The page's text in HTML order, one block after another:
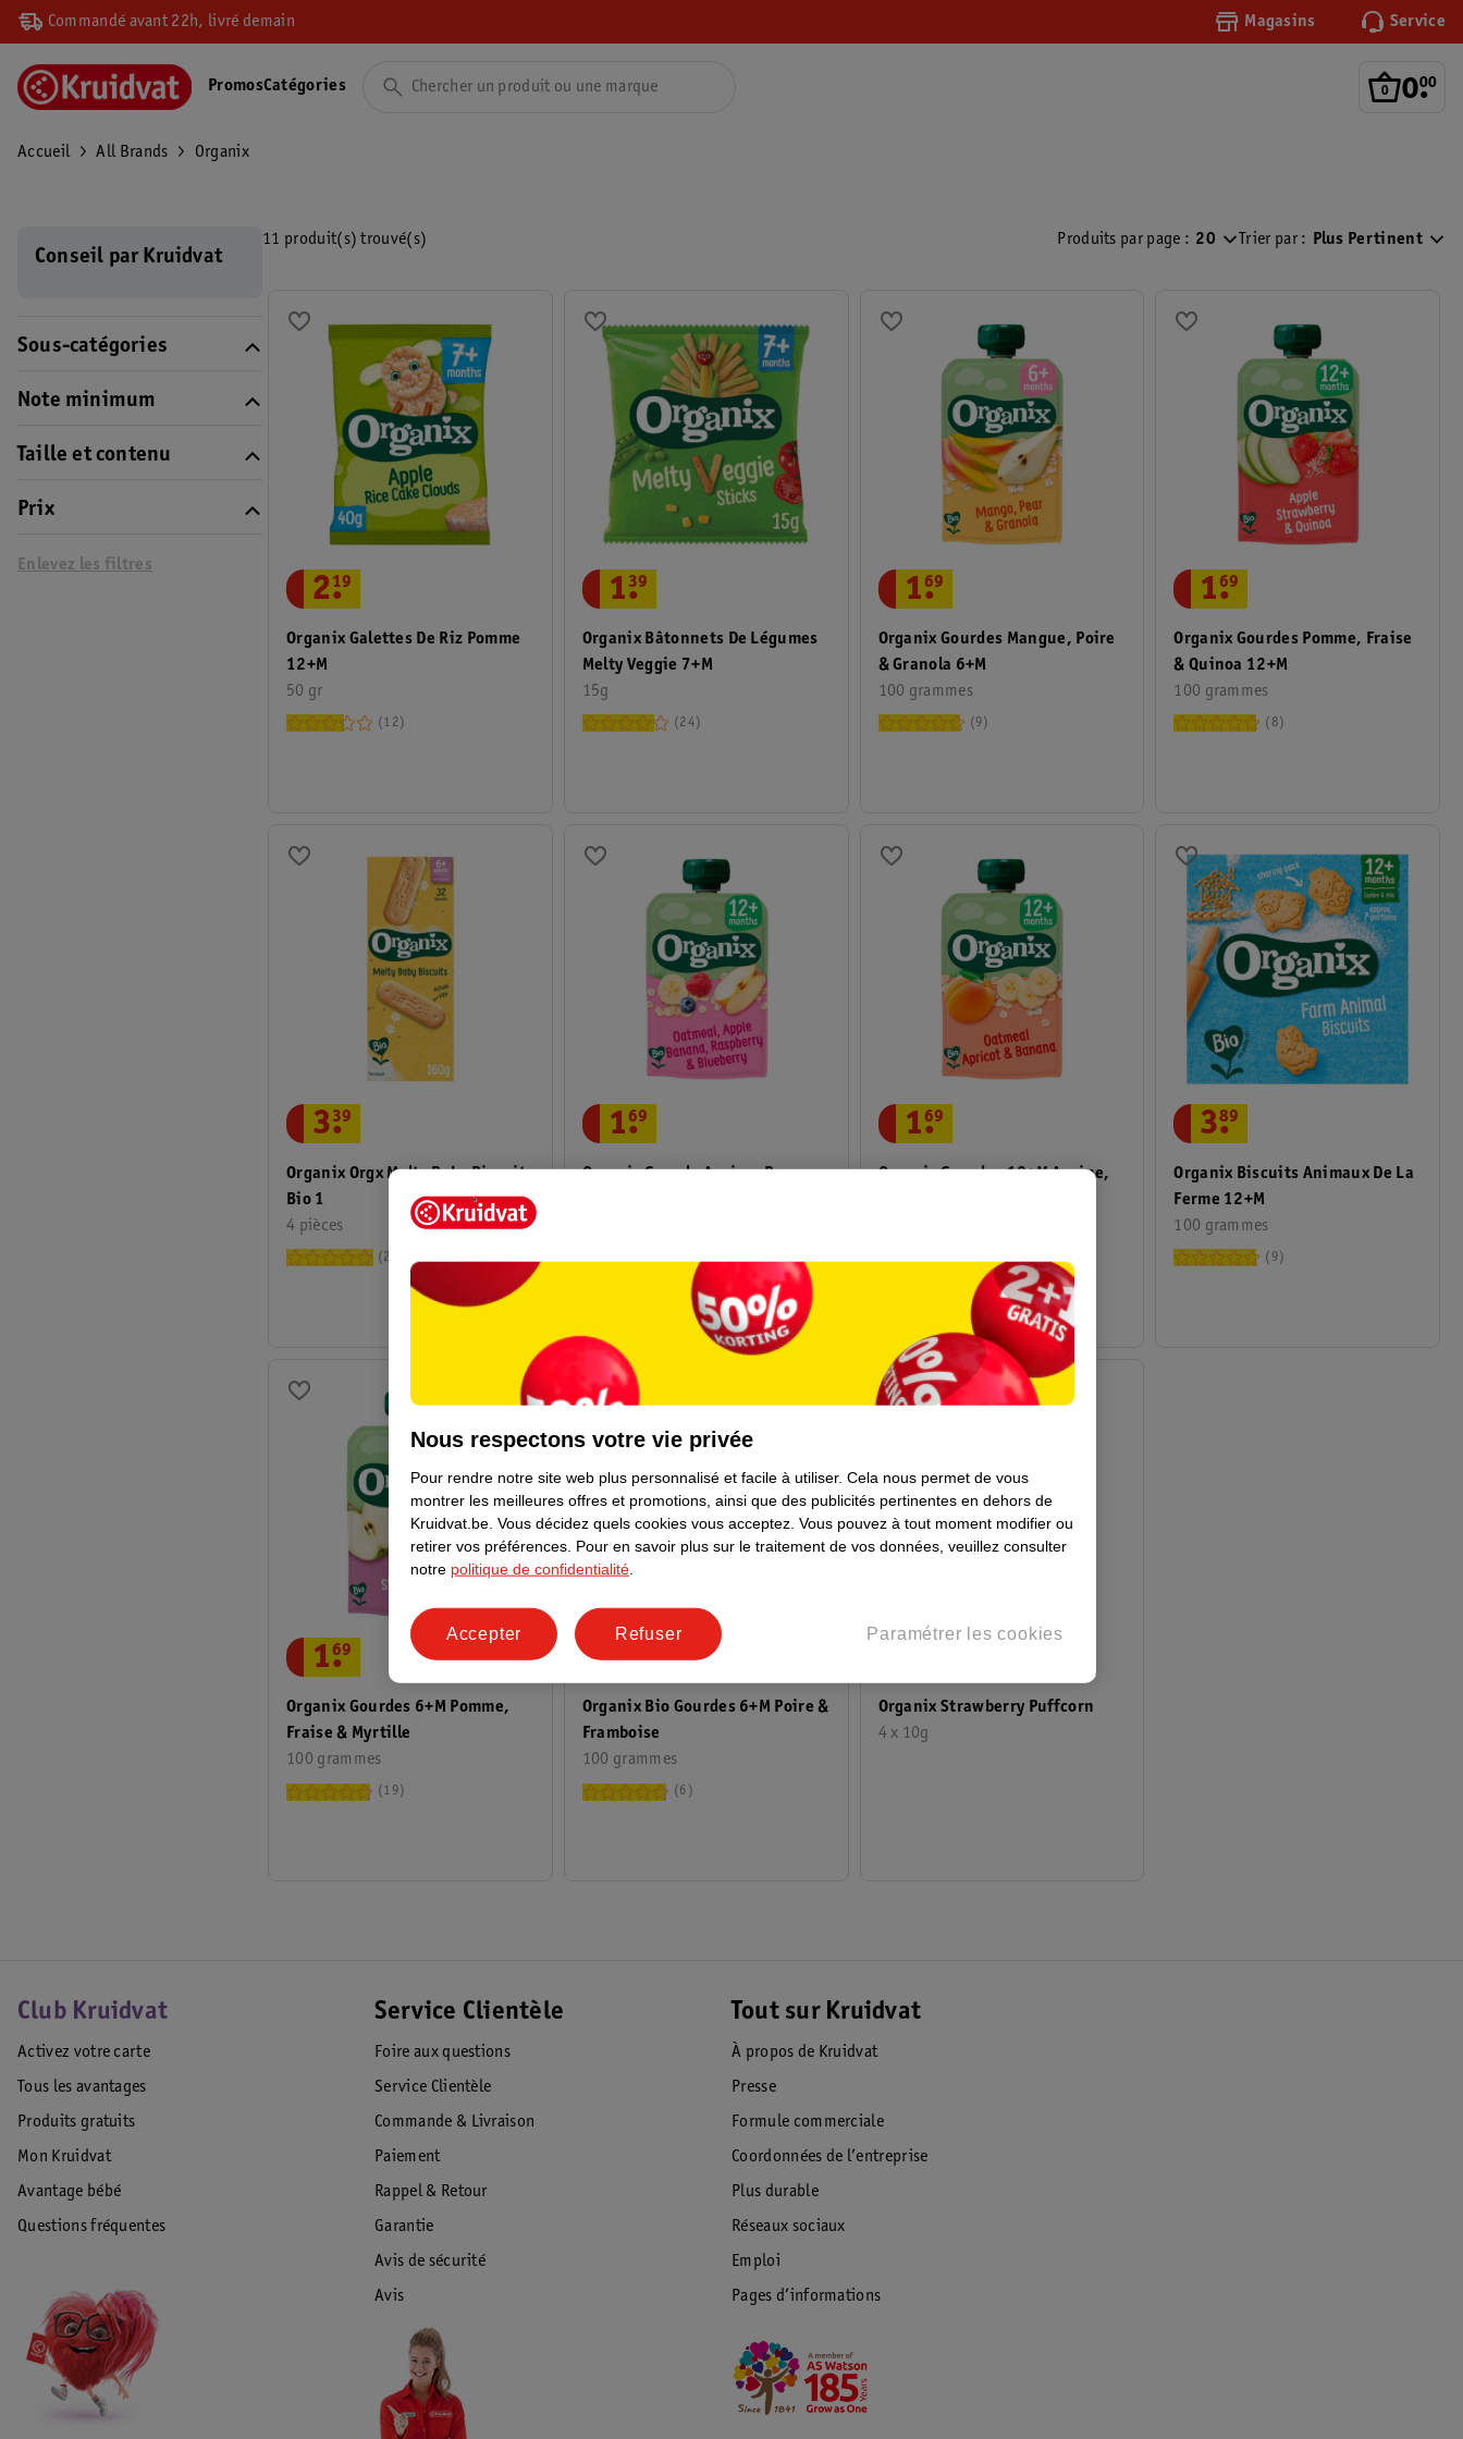
Commandé avant 22h, livré demain Magasins Service
0.
00
PromosCatégories
Accueil All Brands Organix
Conseil par Kruidvat
Sous-catégories
Note minimum
Taille et contenu
Prix
Enlevez les filtres
11 produit(s) trouvé(s) Produits par page : 20 Trier par : Plus Pertinent
Organix Galettes De Riz Pomme
12+M
50 gr
2.
19
12
Organix Bâtonnets De Légumes
Melty Veggie 7+M
15g
1.
39
24
Organix Gourdes Mangue, Poire
& Granola 6+M
100 grammes
1.
69
9
Organix Gourdes Pomme, Fraise
& Quinoa 12+M
100 grammes
1.
69
8
Organix Orgx Melty Baby Biscuits
Bio 1
4 pièces
3.
39
2
Organix Gourde Avoine, Pomme,
1.
69
Organix Gourdes 12+M Avoine,
1.
69
Organix Biscuits Animaux De La
Ferme 12+M
100 grammes
3.
89
9
Organix Gourdes 6+M Pomme,
Fraise & Myrtille
100 grammes
1.
69
19
Organix Bio Gourdes 6+M Poire &
Framboise
100 grammes
1.
6
Organix Strawberry Puffcorn
4 x 10g
Club Kruidvat
Activez votre carte
Tous les avantages
Produits gratuits
Mon Kruidvat
Avantage bébé
Questions fréquentes
Service Clientèle
Foire aux questions
Service Clientèle
Commande & Livraison
Paiement
Rappel & Retour
Garantie
Avis de sécurité
Avis
Tout sur Kruidvat
À propos de Kruidvat
Presse
Formule commerciale
Coordonnées de l’entreprise
Plus durable
Réseaux sociaux
Emploi
Pages d’informations
Nous respectons votre vie privée
Pour rendre notre site web plus personnalisé et facile à utiliser. Cela nous permet de vous
montrer les meilleures offres et promotions, ainsi que des publicités pertinentes en dehors de
Kruidvat.be. Vous décidez quels cookies vous acceptez. Vous pouvez à tout moment modifier ou
retirer vos préférences. Pour en savoir plus sur le traitement de vos données, veuillez consulter
notre politique de confidentialité
Paramétrer les cookies
Refuser
Accepter